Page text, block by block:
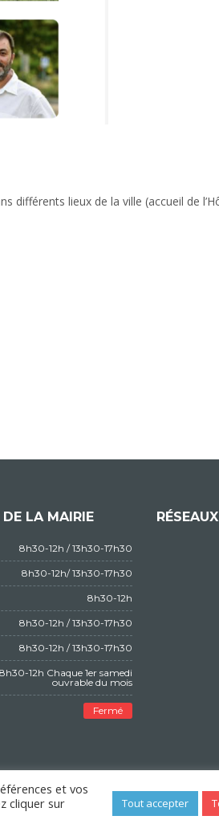
lieux de la ville (accueil de
DE LA MAIRIE
8h30-12h / 13h30-17h30
8h30-12h/ 13h30-17h30
8h30-12h
8h30-12h / 13h30-17h30
8h30-12h / 13h30-17h30
8h30-12h Chaque 1er samedi
ouvrable du mois
Fermé
LÉGALES POLITIQUES DE
et vos
cliquer sur
Tout accepter